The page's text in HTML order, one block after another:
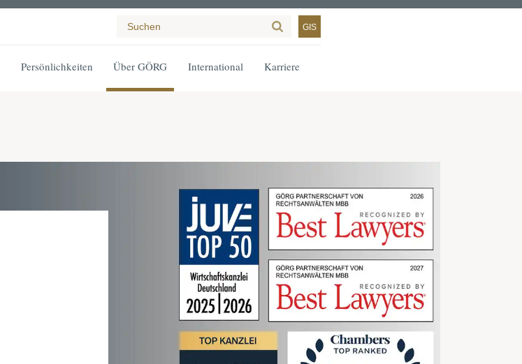
GIS
Persönlichkeiten Über GÖRG International Karriere